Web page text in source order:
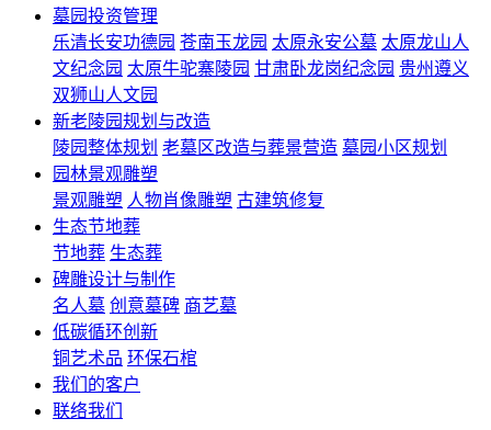
墓园投资管理
乐清长安功德园 苍南玉龙园 太原永安公墓 太原龙山人
文纪念园 太原牛驼寨陵园 甘肃卧龙岗纪念园 贵州遵义
双狮山人文园
新老陵园规划与改造
陵园整体规划 老墓区改造与葬景营造 墓园小区规划
园林景观雕塑
景观雕塑 人物肖像雕塑 古建筑修复
生态节地葬
节地葬 生态葬
碑雕设计与制作
名人墓 创意墓碑 商艺墓
低碳循环创新
铜艺术品 环保石棺
我们的客户
联络我们